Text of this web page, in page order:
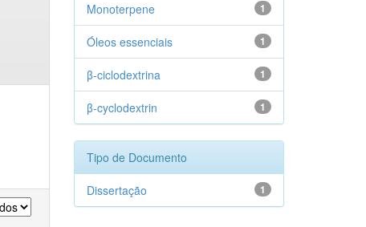
1
Monoterpene
1
Óleos essenciais
1
β-ciclodextrina
1
β-cyclodextrin
Tipo de Documento
1
Dissertação